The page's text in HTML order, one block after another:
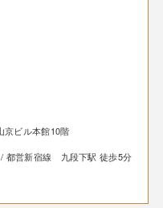
ビル本館10階
都営新宿線 九段下駅 徒歩5分